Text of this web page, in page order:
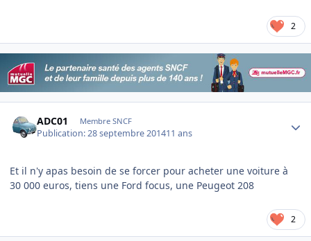
2
ADC01 Membre SNCF
Publication:28 septembre 201411 ans
Et il n'y apas besoin de se forcer pour acheter une voiture à
30 000 euros, tiens une Ford focus, une Peugeot 208
2